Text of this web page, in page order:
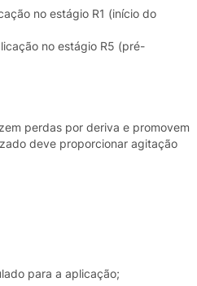
no estágio R1 (início do
no estágio R5 (pré-
perdas por deriva e promovem
deve proporcionar agitação
para a aplicação;